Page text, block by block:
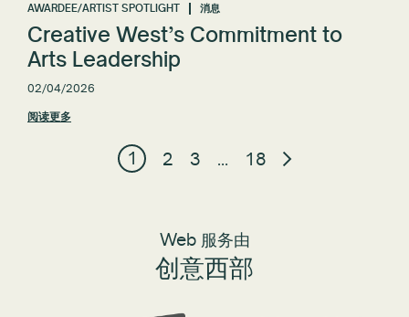
AWARDEE/ARTIST SPOTLIGHT 消息
Creative West’s Commitment to
Arts Leadership
02/04/2026
阅读更多
1 2 3 … 18
Web 服务由
创意西部